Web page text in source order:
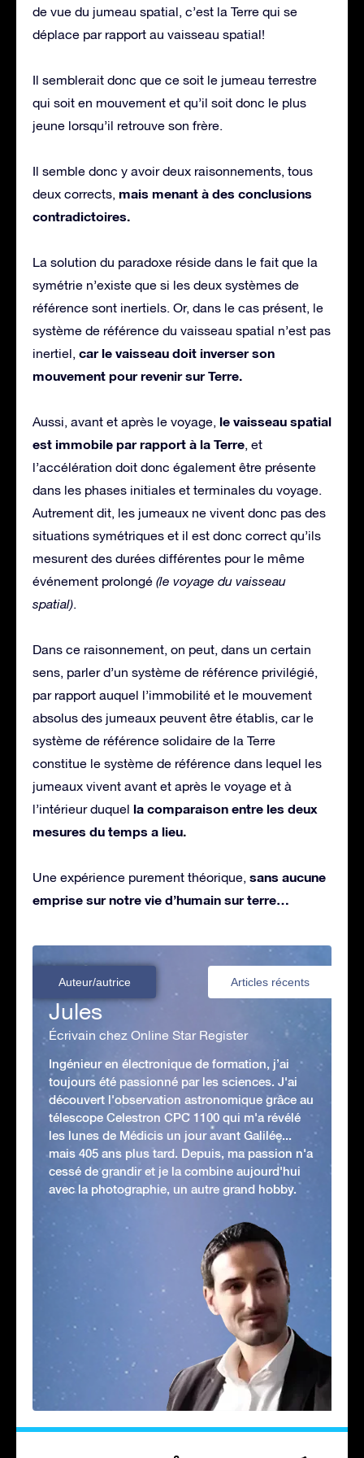
de vue du jumeau spatial, c’est la Terre qui se
déplace par rapport au vaisseau spatial!
Il semblerait donc que ce soit le jumeau terrestre
qui soit en mouvement et qu’il soit donc le plus
jeune lorsqu’il retrouve son frère.
Il semble donc y avoir deux raisonnements, tous
deux corrects, mais menant à des conclusions
contradictoires.
La solution du paradoxe réside dans le fait que la
symétrie n’existe que si les deux systèmes de
référence sont inertiels. Or, dans le cas présent, le
système de référence du vaisseau spatial n’est pas
inertiel, car le vaisseau doit inverser son
mouvement pour revenir sur Terre.
Aussi, avant et après le voyage, le vaisseau spatial
est immobile par rapport à la Terre, et
l’accélération doit donc également être présente
dans les phases initiales et terminales du voyage.
Autrement dit, les jumeaux ne vivent donc pas des
situations symétriques et il est donc correct qu’ils
mesurent des durées différentes pour le même
événement prolongé (le voyage du vaisseau
spatial).
Dans ce raisonnement, on peut, dans un certain
sens, parler d’un système de référence privilégié,
par rapport auquel l’immobilité et le mouvement
absolus des jumeaux peuvent être établis, car le
système de référence solidaire de la Terre
constitue le système de référence dans lequel les
jumeaux vivent avant et après le voyage et à
l’intérieur duquel la comparaison entre les deux
mesures du temps a lieu.
Une expérience purement théorique, sans aucune
emprise sur notre vie d’humain sur terre…
Auteur/autrice Articles récents
Jules
Écrivain chez Online Star Register
Ingénieur en électronique de formation, j’ai
toujours été passionné par les sciences. J'ai
découvert l'observation astronomique grâce au
télescope Celestron CPC 1100 qui m'a révélé
les lunes de Médicis un jour avant Galilée...
mais 405 ans plus tard. Depuis, ma passion n'a
cessé de grandir et je la combine aujourd'hui
avec la photographie, un autre grand hobby.